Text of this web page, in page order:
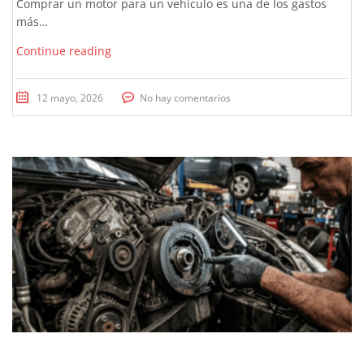
Comprar un motor para un vehículo es una de los gastos
más…
Continue reading
12 mayo, 2026 No hay comentarios